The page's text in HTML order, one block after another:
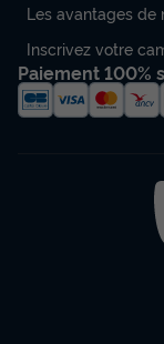
Les avantages de
Inscrivez votre
Paiement 100%